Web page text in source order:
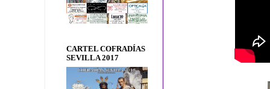
CARTEL COFRADÍAS
SEVILLA 2017